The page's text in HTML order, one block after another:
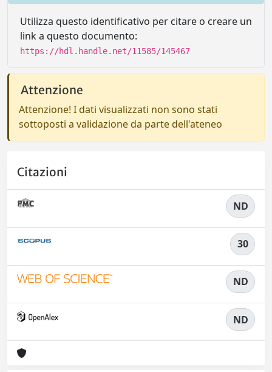
Utilizza questo identificativo per citare o creare un
link a questo documento:
https://hdl.handle.net/11585/145467
Attenzione
Attenzione! I dati visualizzati non sono stati
sottoposti a validazione da parte dell'ateneo
Citazioni
ND
30
ND
ND